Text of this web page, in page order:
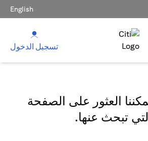
English
تسجيل الدخول
العثور على الصفحة
تبحث عنها.